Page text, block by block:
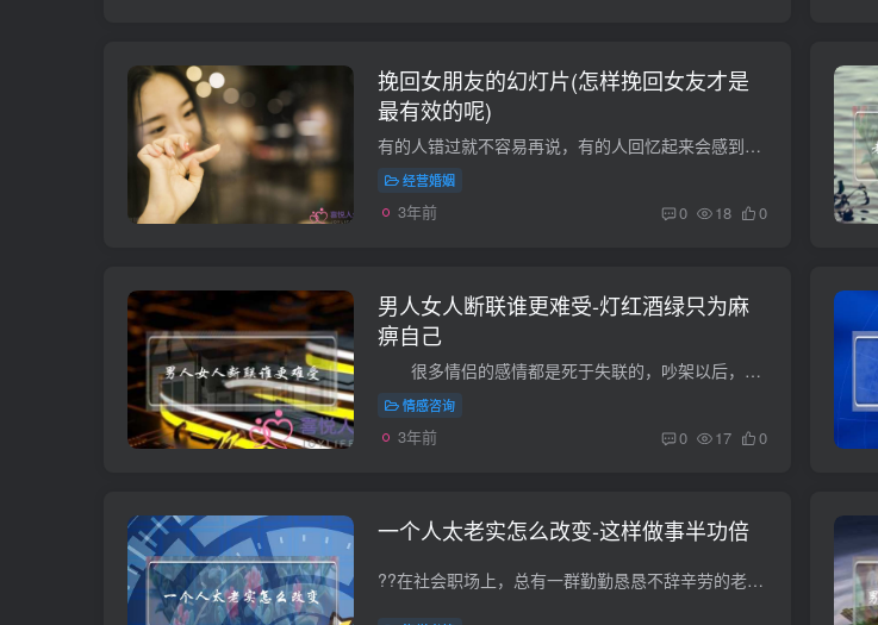
挽回女朋友的幻灯片(怎样挽回女友才是
最有效的呢)
有的人错过就不容易再说，有的人回忆起来会感到失望，假如你确实不能忘记她，你能试着做些更改，恰当的方式能够助你挽留女朋友取得成功。一，给她充足的归属感针对恋爱中的女性而言，对她们而言...
经营婚姻
3年前 0 18 0
男人女人断联谁更难受-灯红酒绿只为麻
痹自己
很多情侣的感情都是死于失联的，吵架以后，你不理我，我也不理你，但是当深爱的两个人突然就不再联系了，你能感觉得到整个世界都发生了变化，没有什么事情可以再给你提起精神了。大...
情感咨询
3年前 0 17 0
一个人太老实怎么改变-这样做事半功倍
??在社会职场上，总有一群勤勤恳恳不辞辛劳的老实人努力认真工作，但是最后涨薪的却不是他们，因为就是他们太过于老实了，不懂得人情世故，不会左右逢迎，那么老实的人怎么样可以越来越圆滑一点...